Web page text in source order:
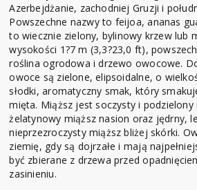
Azerbejdżanie, zachodniej Gruzji i
Powszechne nazwy to feijoa, ananas
to wiecznie zielony, bylinowy krzew lub
wysokości 1?7 m (3,3?23,0 ft),
roślina ogrodowa i drzewo owocowe.
owoce są zielone, elipsoidalne, o
słodki, aromatyczny smak, który
mięta. Miąższ jest soczysty i podzielony
żelatynowy miąższ nasion oraz jędrny,
nieprzezroczysty miąższ bliżej skórki.
ziemię, gdy są dojrzałe i mają
być zbierane z drzewa przed
zasinieniu.